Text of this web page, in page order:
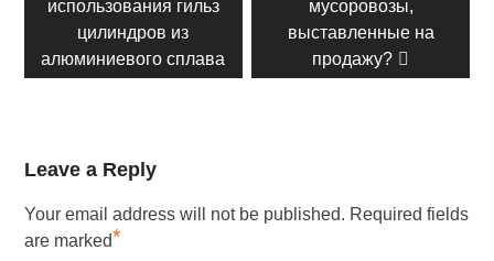
пост:
использования гильз
цилиндров из
алюминиевого сплава
пост:мусоровозы,
выставленные на
продажу?
Leave a Reply
Your email address will not be published. Required fields
are marked*